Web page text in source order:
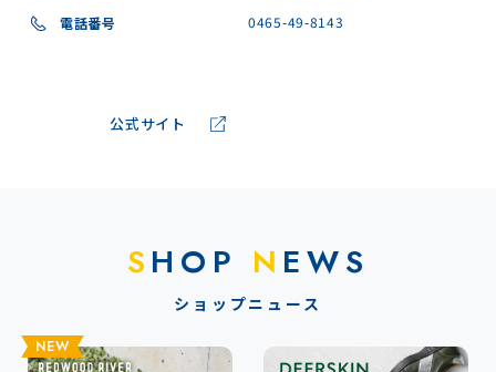
電話番号 0465-49-8143
公式サイト
SHOP N EWS
ショップニュース
NEW